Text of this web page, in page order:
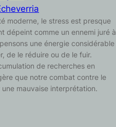
moderne, le stress est presque
dépeint comme un ennemi juré à
une énergie considérable
de le réduire ou de le fuir.
de recherches en
que notre combat contre le
mauvaise interprétation.